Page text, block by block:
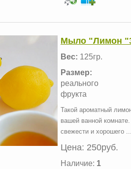
Мыло "Лимон
Вес: 125гр.
Размер:
реального
фрукта
Такой ароматный
вашей ванной
свежести и хорошего ...
Цена: 250руб.
Наличие: 1